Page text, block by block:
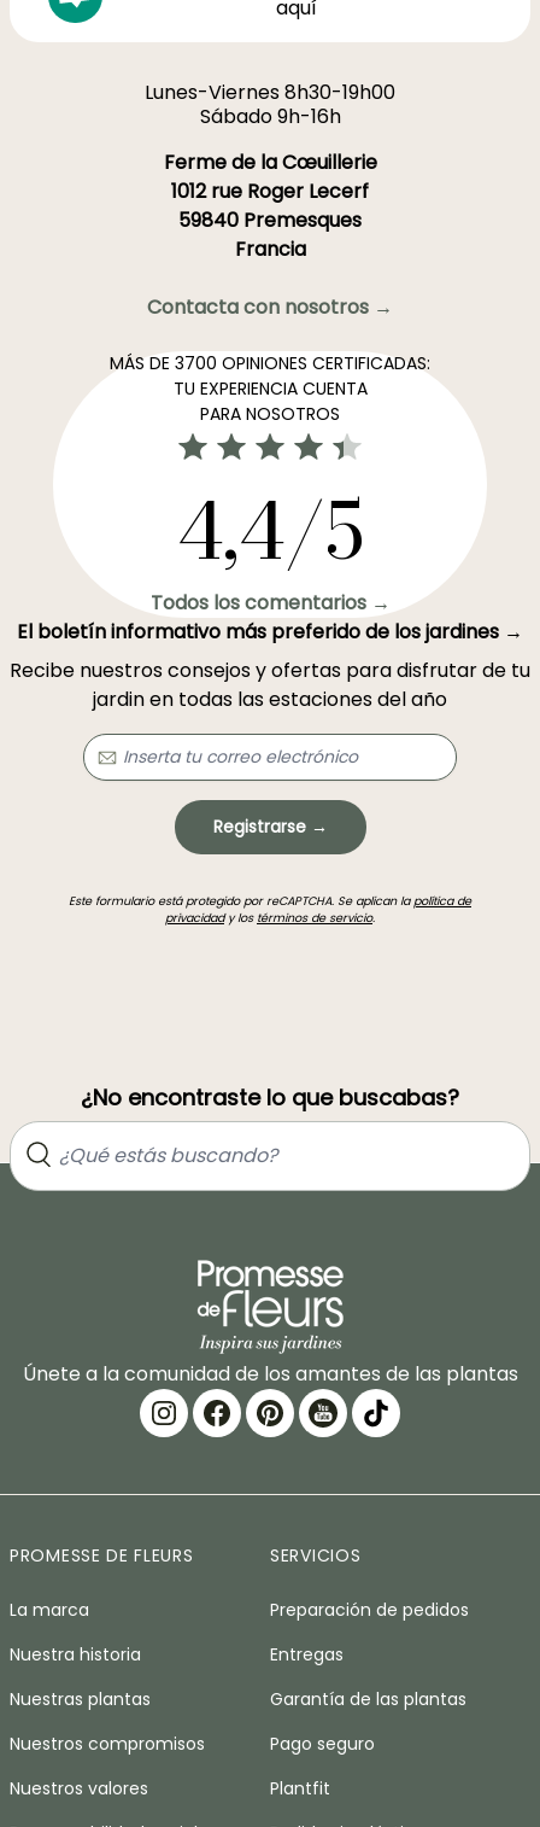
aquí
Lunes-Viernes 8h30-19h00
Sábado 9h-16h
Ferme de la Cœuillerie
1012 rue Roger Lecerf
59840 Premesques
Francia
Contacta con nosotros →
MÁS DE 3700 OPINIONES CERTIFICADAS:
TU EXPERIENCIA CUENTA
PARA NOSOTROS
4,4/5
Todos los comentarios →
El boletín informativo más preferido de los jardines →
Recibe nuestros consejos y ofertas para disfrutar de tu
jardin en todas las estaciones del año
Registrarse →
Este formulario está protegido por reCAPTCHA. Se aplican lapolítica de
privacidady los términos de servicio.
¿No encontraste lo que buscabas?
Únete a la comunidad de los amantes de las plantas
PROMESSE DE FLEURS
La marca
Nuestra historia
Nuestras plantas
Nuestros compromisos
Nuestros valores
SERVICIOS
Preparación de pedidos
Entregas
Garantía de las plantas
Pago seguro
Plantfit